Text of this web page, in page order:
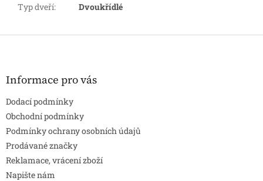
Typ dveří: Dvoukřídlé
Z
Informace pro vás
Dodací podmínky
Obchodní podmínky
Podmínky ochrany osobních údajů
Prodávané značky
Reklamace, vrácení zboží
Napište nám